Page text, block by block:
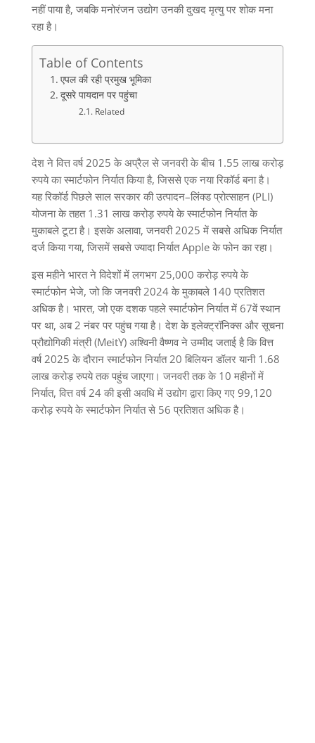
नहीं पाया है, जबकि मनोरंजन उद्योग उनकी दुखद मृत्यु पर शोक मना
रहा है।
Table of Contents
एपल की रही प्रमुख भूमिका
दूसरे पायदान पर पहुंचा
Related
देश ने वित्त वर्ष2025 के अप्रैल से जनवरी के बीच1.55 लाख करोड़
रुपये का स्मार्टफोन निर्यात किया है, जिससे एक नया रिकॉर्ड बना है।
यह रिकॉर्ड पिछले साल सरकार की उत्पादन–लिंक्ड प्रोत्साहन(PLI)
योजना के तहत1.31 लाख करोड़ रुपये के स्मार्टफोन निर्यात के
मुकाबले टूटा है। इसके अलावा, जनवरी2025 में सबसे अधिक निर्यात
दर्ज किया गया, जिसमें सबसे ज्यादा निर्यातApple के फोन का रहा।
इस महीने भारत ने विदेशों में लगभग25,000 करोड़ रुपये के
स्मार्टफोन भेजे, जो कि जनवरी2024 के मुकाबले140 प्रतिशत
अधिक है। भारत, जो एक दशक पहले स्मार्टफोन निर्यात में67वें स्थान
पर था, अब2 नंबर पर पहुंच गया है। देश के इलेक्ट्रॉनिक्स और सूचना
प्रौद्योगिकी मंत्री(MeitY) अश्विनी वैष्णव ने उम्मीद जताई है कि वित्त
वर्ष2025 के दौरान स्मार्टफोन निर्यात20 बिलियन डॉलर यानी1.68
लाख करोड़ रुपये तक पहुंच जाएगा। जनवरी तक के10 महीनों में
निर्यात, वित्त वर्ष24 की इसी अवधि में उद्योग द्वारा किए गए99,120
करोड़ रुपये के स्मार्टफोन निर्यात से56 प्रतिशत अधिक है।